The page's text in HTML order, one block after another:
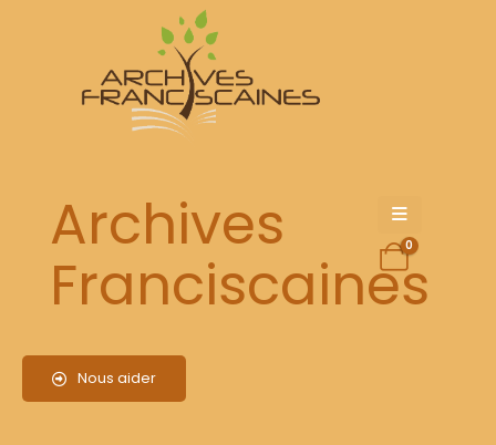
Archives
Franciscaines
Nous aider
0